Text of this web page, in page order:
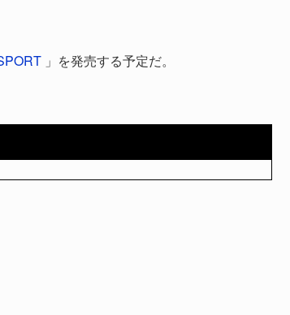
」を発売する予定だ。